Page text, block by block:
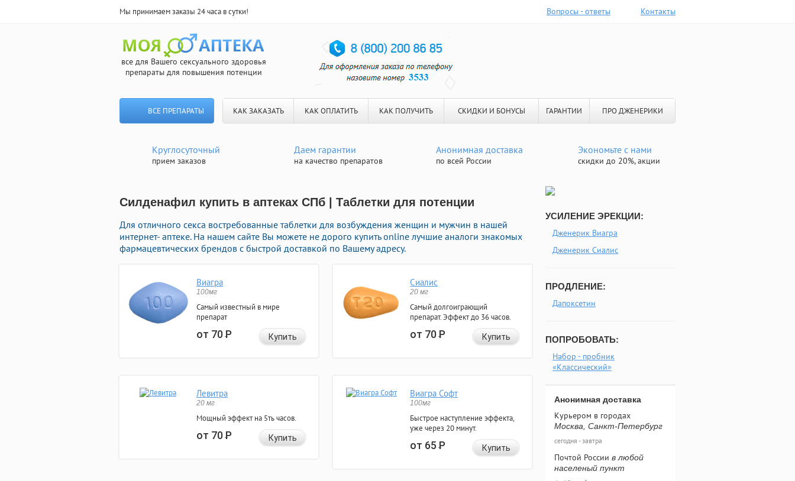
Мы принимаем заказы 24 часа в сутки! Вопросы - ответы Контакты
все для Вашего сексуального здоровья
препараты для повышения потенции
ВСЕ ПРЕПАРАТЫ КАК ЗАКАЗАТЬ КАК ОПЛАТИТЬ КАК ПОЛУЧИТЬ СКИДКИ И БОНУСЫ ГАРАНТИИ ПРО ДЖЕНЕРИКИ
Круглосуточный
прием заказов
Даем гарантии
на качество препаратов
Анонимная доставка
по всей России
Экономьте с нами
скидки до 20%, акции
Силденафил купить в аптеках СПб | Таблетки для потенции
Для отличного секса востребованные таблетки для возбуждения женщин и мужчин в нашей
интернет- аптеке. На нашем сайте Вы можете не дорого купить online лучшие аналоги знакомых
фармацевтических брендов с быстрой доставкой по Вашему адресу.
Виагра
100мг
Самый известный в мире
препарат
от 70Р Купить
Сиалис
20 мг
Самый долгоиграющий
препарат. Эффект до 36 часов.
от 70Р Купить
Левитра
20 мг
Мощный эффект на 5ть часов.
от 70Р Купить
Виагра Софт
100мг
Быстрое наступление эффекта,
уже через 20 минут.
от 65Р Купить
УСИЛЕНИЕ ЭРЕКЦИИ:
Дженерик Виагра
Дженерик Сиалис
ПРОДЛЕНИЕ:
Дапоксетин
ПОПРОБОВАТЬ:
Набор - пробник
«Классический»
Анонимная доставка
Курьером в городах
Москва, Санкт-Петербург
сегодня - завтра
Почтой России в любой
населеный пункт